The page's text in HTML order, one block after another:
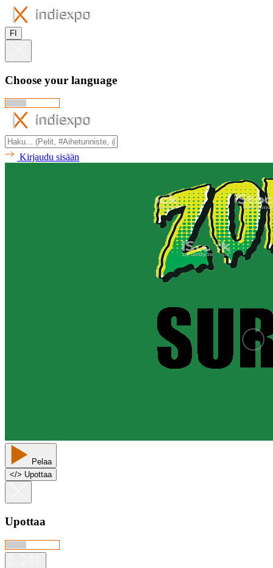
FI
Choose your language
Kirjaudu sisään
Pelaa
</> Upottaa
Upottaa